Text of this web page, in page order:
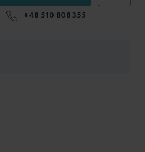
+48 510 808 355